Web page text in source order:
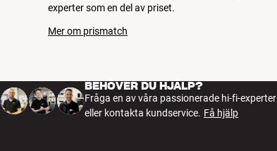
experter som en del av priset.
Mer om prismatch
BEHÖVER DU HJÄLP?
Fråga en av våra passionerade hi-fi-experter
eller kontakta kundservice. Få hjälp